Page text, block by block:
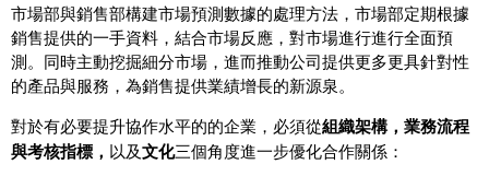
市場部與銷售部構建市場預測數據的處理方法，市場部定期根據
銷售提供的一手資料，結合市場反應，對市場進行進行全面預
測。同時主動挖掘細分市場，進而推動公司提供更多更具針對性
的產品與服務，為銷售提供業績增長的新源泉。
對於有必要提升協作水平的的企業，必須從組織架構，業務流程
與考核指標， 以及文化三個角度進一步優化合作關係：